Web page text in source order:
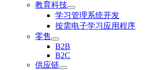
教育科技
学习管理系统开发
按需电子学习应用程序
零售
B2B
B2C
供应链